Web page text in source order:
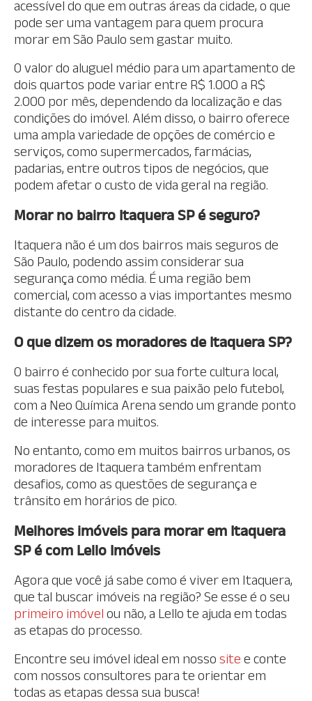
acessível do que em outras áreas da cidade, o que
pode ser uma vantagem para quem procura
morar em São Paulo sem gastar muito.
O valor do aluguel médio para um apartamento de
dois quartos pode variar entre R$ 1.000 a R$
2.000 por mês, dependendo da localização e das
condições do imóvel. Além disso, o bairro oferece
uma ampla variedade de opções de comércio e
serviços, como supermercados, farmácias,
padarias, entre outros tipos de negócios, que
podem afetar o custo de vida geral na região.
Morar no bairro Itaquera SP é seguro?
Itaquera não é um dos bairros mais seguros de
São Paulo, podendo assim considerar sua
segurança como média. É uma região bem
comercial, com acesso a vias importantes mesmo
distante do centro da cidade.
O que dizem os moradores de Itaquera SP?
O bairro é conhecido por sua forte cultura local,
suas festas populares e sua paixão pelo futebol,
com a Neo Química Arena sendo um grande ponto
de interesse para muitos.
No entanto, como em muitos bairros urbanos, os
moradores de Itaquera também enfrentam
desafios, como as questões de segurança e
trânsito em horários de pico.
Melhores imóveis para morar em Itaquera
SP é com Lello Imóveis
Agora que você já sabe como é viver em Itaquera,
que tal buscar imóveis na região? Se esse é o seu
primeiro imóvel ou não, a Lello te ajuda em todas
as etapas do processo.
Encontre seu imóvel ideal em nosso site e conte
com nossos consultores para te orientar em
todas as etapas dessa sua busca!